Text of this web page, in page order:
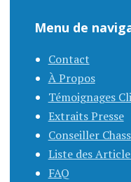
Menu de
Contact
À Propos
Témoignages
Extraits Presse
Conseiller
Liste des
FAQ